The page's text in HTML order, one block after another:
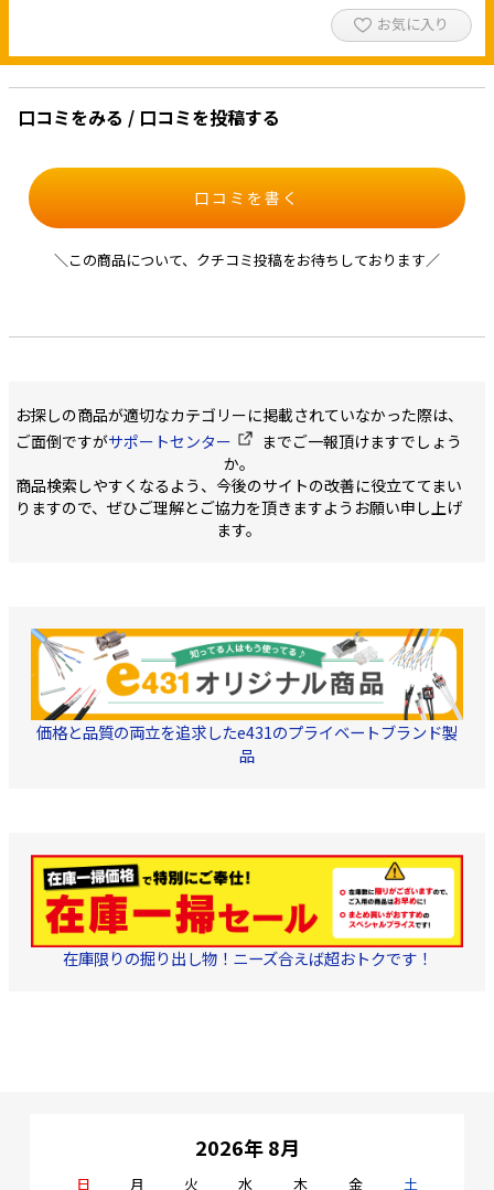
お気に入り
口コミをみる / 口コミを投稿する
口コミを書く
＼この商品について、クチコミ投稿をお待ちしております／
お探しの商品が適切なカテゴリーに掲載されていなかった際は、
ご面倒ですがサポートセンター
までご一報頂けますでしょう
か。
商品検索しやすくなるよう、今後のサイトの改善に役立ててまい
りますので、ぜひご理解とご協力を頂きますようお願い申し上げ
ます。
価格と品質の両立を追求したe431のプライベートブランド製
品
在庫限りの掘り出し物！ニーズ合えば超おトクです！
2026年 8月
日 月 火 水 木 金
土